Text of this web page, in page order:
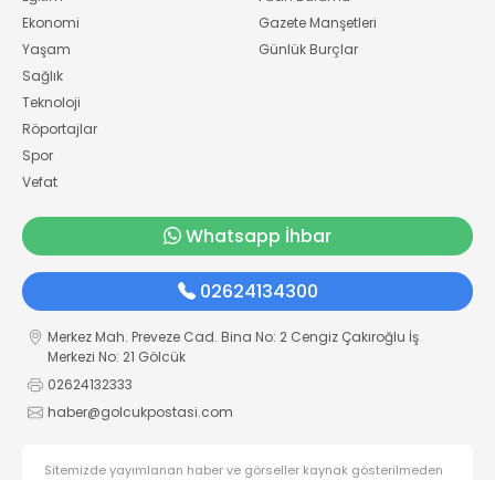
Ekonomi
Yaşam
Sağlık
Teknoloji
Röportajlar
Spor
Vefat
Gazete Manşetleri
Günlük Burçlar
Whatsapp İhbar
02624134300
Merkez Mah. Preveze Cad. Bina No: 2 Cengiz Çakıroğlu İş
Merkezi No: 21 Gölcük
02624132333
haber@golcukpostasi.com
Sitemizde yayımlanan haber ve görseller kaynak gösterilmeden